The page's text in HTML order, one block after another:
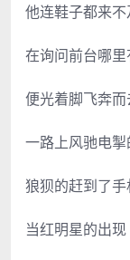
他连鞋子都来
在询问前台哪
便光着脚飞奔而
一路上风驰电
狼狈的赶到了手
当红明星的出现